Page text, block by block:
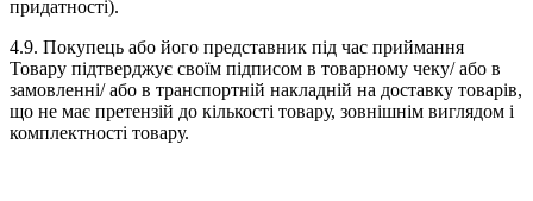
придатності).
4.9. Покупець або його представник під час приймання
Товару підтверджує своїм підписом в товарному чеку/ або в
замовленні/ або в транспортній накладній на доставку товарів,
що не має претензій до кількості товару, зовнішнім виглядом і
комплектності товару.